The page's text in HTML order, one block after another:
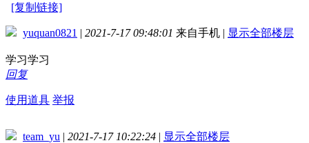
[复制链接]
yuquan0821 | 2021-7-17 09:48:01 来自手机 | 显示全部楼层
学习学习
回复
使用道具 举报
team_yu | 2021-7-17 10:22:24 | 显示全部楼层